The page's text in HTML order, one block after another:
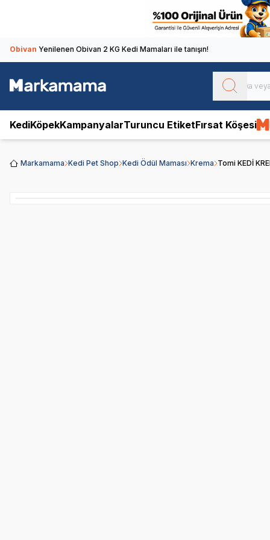
Obivan Yenilenen Obivan 2 KG Kedi Mamaları ile tanışın!
KediKöpekKampanyalarTuruncu EtiketFırsat Köşesi
Markamama Kedi Pet Shop Kedi Ödül Maması Krema Tomi KEDİ